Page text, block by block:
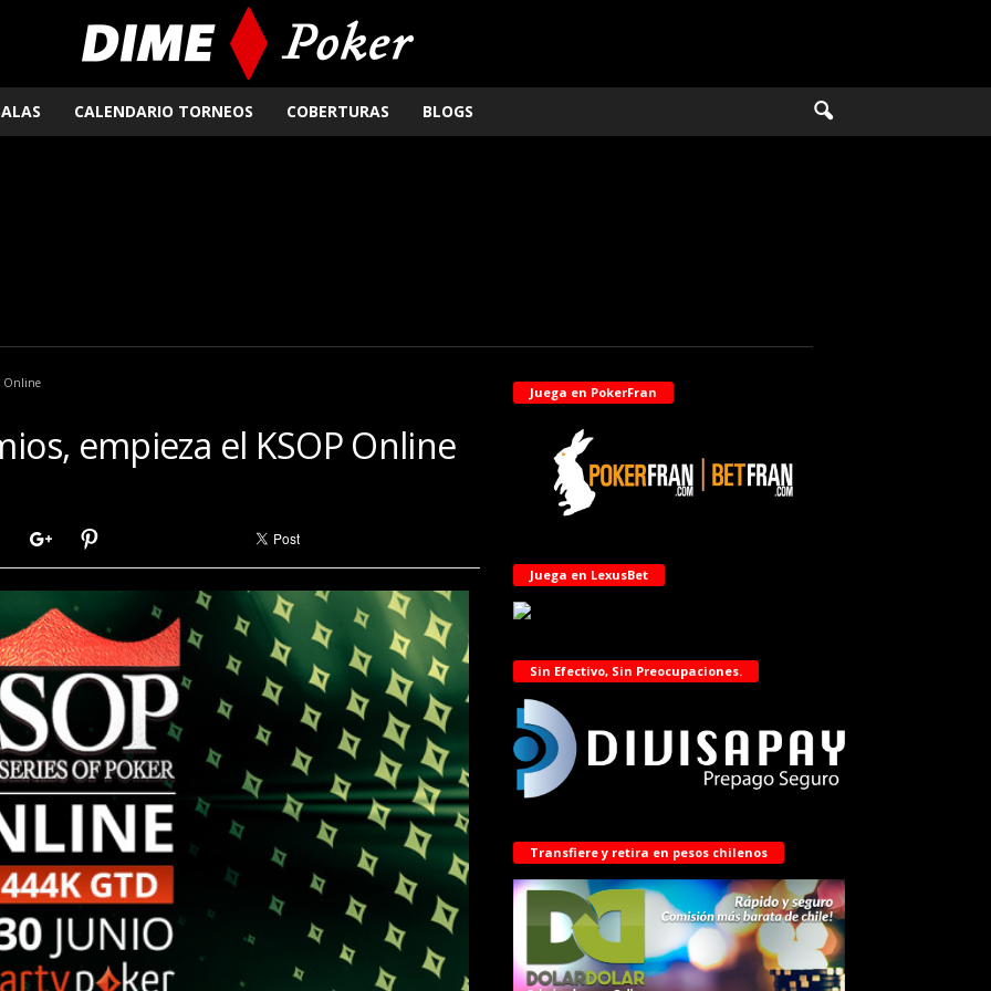
CALENDARIO TORNEOS COBERTURAS BLOGS
Online
empieza el KSOP Online
Juega en PokerFran
Juega en LexusBet
Sin Efectivo, Sin Preocupaciones.
Transfiere y retira en pesos chilenos